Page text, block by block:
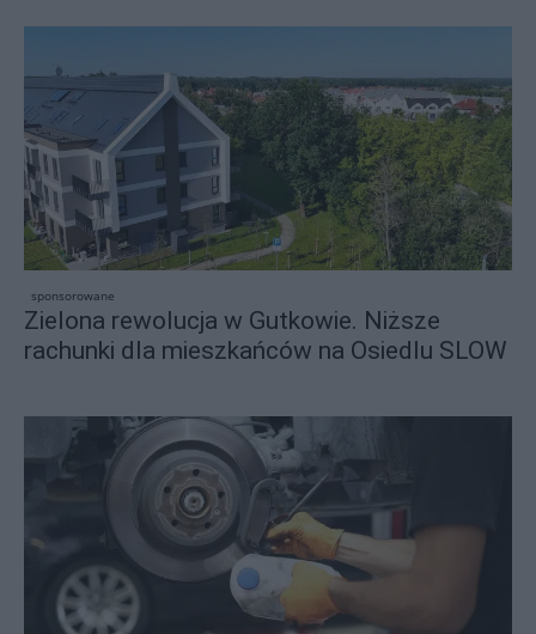
sponsorowane
Zielona rewolucja w Gutkowie. Niższe
rachunki dla mieszkańców na Osiedlu SLOW